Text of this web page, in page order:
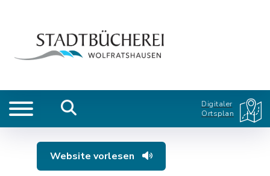
Digitaler
Ortsplan
Website vorlesen